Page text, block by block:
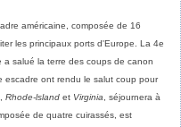
américaine, composée de 16
les principaux ports d'Europe. La 4e
a salué la terre des coups de canon
escadre ont rendu le salut coup pour
Rhode-lsland et Virginia , séjournera à
de quatre cuirassés, est